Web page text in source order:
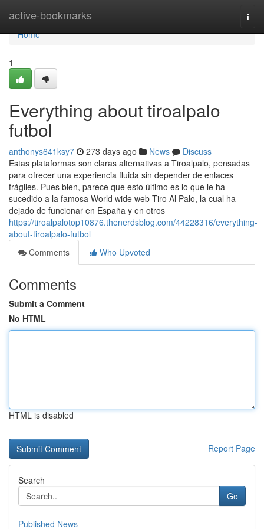
active-bookmarks
Home
Home
1
Everything about tiroalpalo
futbol
anthonys641ksy7 273 days ago News
Discuss
Estas plataformas son claras alternativas a Tiroalpalo, pensadas
para ofrecer una experiencia fluida sin depender de enlaces
frágiles. Pues bien, parece que esto último es lo que le ha
sucedido a la famosa World wide web Tiro Al Palo, la cual ha
dejado de funcionar en España y en otros
https://tiroalpalotop10876.thenerdsblog.com/44228316/everything-
about-tiroalpalo-futbol
Comments
Who Upvoted
Comments
Submit a Comment
No HTML
HTML is disabled
Report Page
Search
Go
Published News